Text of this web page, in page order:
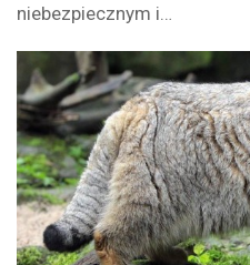
niebezpiecznym i…